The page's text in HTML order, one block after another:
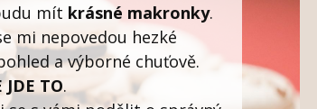
mít krásné makronky.
mi nepovedou hezké
a výborné chuťově.
JDE TO.